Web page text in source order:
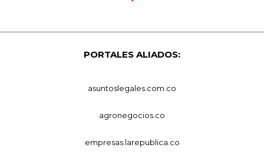
PORTALES ALIADOS:
asuntoslegales.com.co
agronegocios.co
empresas.larepublica.co